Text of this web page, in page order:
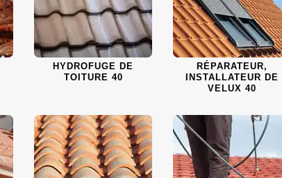
HYDROFUGE DE
TOITURE 40
RÉPARATEUR,
INSTALLATEUR DE
VELUX 40